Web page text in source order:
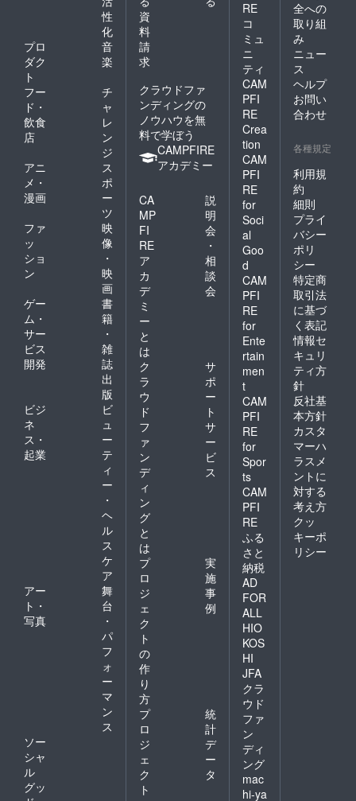
性
化
プロ
ダク
ト
音
楽
フー
ド・
飲食
店
チ
ャ
レ
ン
ジ
アニ
メ・
漫画
ス
ポ
ー
ツ
ファ
ッ
ショ
ン
映
像
・
映
画
ゲー
ム・
サー
ビス
開発
書
籍
・
雑
誌
出
版
ビジ
ネ
ス・
起業
ビ
ュ
ー
テ
ィ
ー
・
ヘ
ル
ス
ケ
ア
アー
ト・
写真
舞
台
・
パ
フ
ォ
ー
マ
ン
ス
ソー
シャ
ル
グッ
資
料
請
求
クラウドファ
ンディングの
ノウハウを無
料で学ぼう
CAMPFIRE
アカデミー
CA
MP
FI
RE
ア
カ
デ
ミ
ー
と
は
説
明
会
・
相
談
会
ク
ラ
ウ
ド
フ
ァ
ン
デ
ィ
ン
グ
と
は
サ
ポ
ー
ト
サ
ー
ビ
ス
プ
ロ
ジ
ェ
ク
ト
の
作
り
方
実
施
事
例
プ
ロ
ジ
ェ
ク
ト
統
計
デ
ー
タ
RE
コ
ミュ
ニ
ティ
CAM
PFI
RE
Crea
tion
CAM
PFI
RE
for
Soci
al
Goo
d
CAM
PFI
RE
for
Ente
rtain
men
t
CAM
PFI
RE
for
Spor
ts
CAM
PFI
RE
ふる
さと
納税
AD
FOR
ALL
HIO
KOS
HI
JFA
クラ
ウド
ファ
ン
ディ
ング
mac
hi-ya
全への
取り組
み
ニュー
ス
ヘルプ
お問い
合わせ
各種規定
利用規
約
細則
プライ
バシー
ポリ
シー
特定商
取引法
に基づ
く表記
情報セ
キュリ
ティ方
針
反社基
本方針
カスタ
マーハ
ラスメ
ントに
対する
考え方
クッ
キーポ
リシー